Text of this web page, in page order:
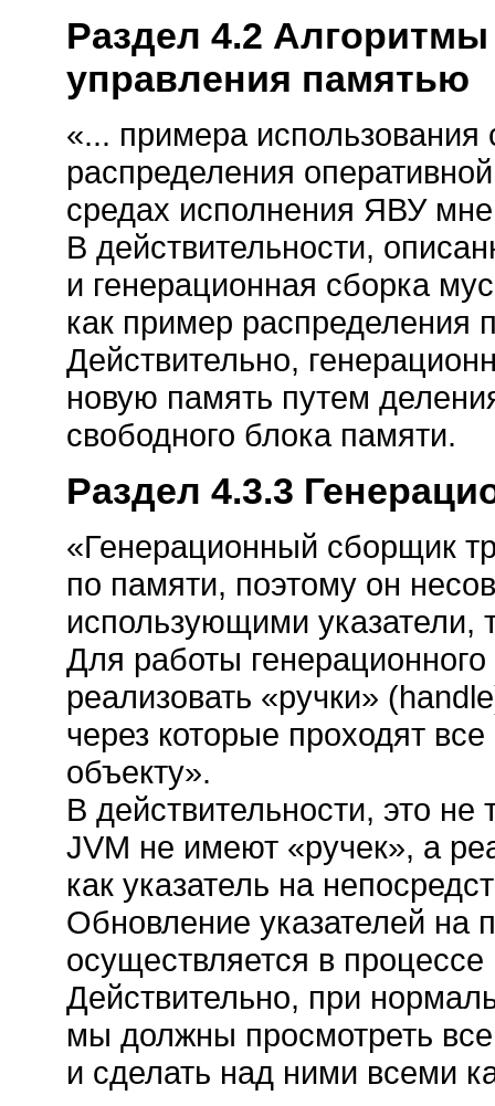
Раздел 4.2
управления памятью
«... примера использования
распределения
средах исполнения ЯВУ
В действительности,
и генерационная сборка
как пример распределения
Действительно,
новую память путем
свободного блока памяти.
Раздел 4.3.3
«Генерационный сборщик
по памяти, поэтому он
использующими указатели,
Для работы
реализовать «ручки»
через которые проходят
объекту».
В действительности, это
JVM не имеют «ручек», а
как указатель на
Обновление указателей
осуществляется в
Действительно, при
мы должны просмотреть
и сделать над ними всеми